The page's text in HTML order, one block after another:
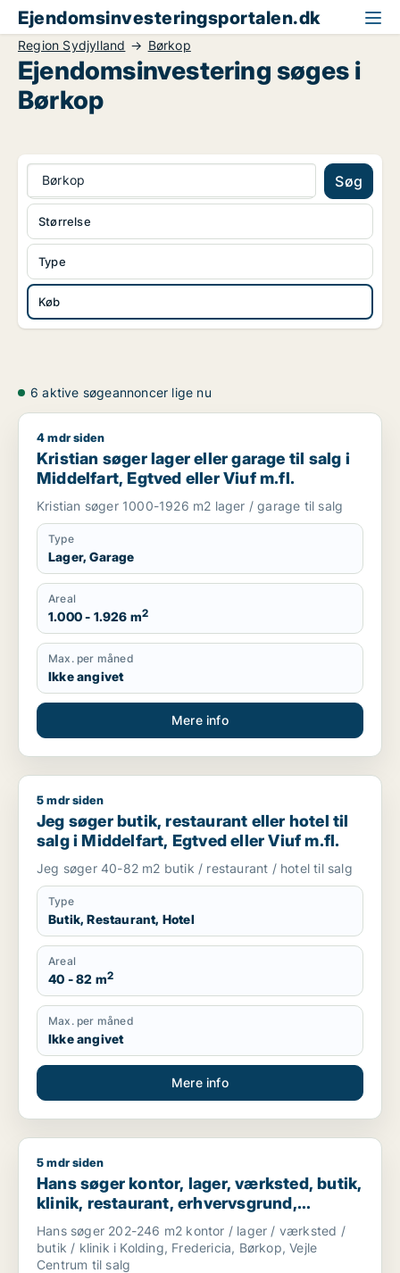
Ejendomsinvesteringsportalen.dk
Region Sydjylland Børkop
Ejendomsinvestering søges i
Børkop
Børkop Søg
Type
Køb
Størrelse
6 aktive søgeannoncer lige nu
Kristian søger lager eller garage til salg i Middelfart, Egtved
4 mdr siden
Kristian søger lager eller garage til salg i
Middelfart, Egtved eller Viuf m.fl.
Kristian søger 1000-1926 m2 lager / garage til salg
Type
Lager, Garage
Areal
1.000 - 1.926 m2
Max. per måned
Ikke angivet
Mere info
Jeg søger butik, restaurant eller hotel til salg i Middelfart,
5 mdr siden
Jeg søger butik, restaurant eller hotel til
salg i Middelfart, Egtved eller Viuf m.fl.
Jeg søger 40-82 m2 butik / restaurant / hotel til salg
Type
Butik, Restaurant, Hotel
Areal
40 - 82 m2
Max. per måned
Ikke angivet
Mere info
Hans søger kontor, lager, værksted, butik, klinik,
5 mdr siden
Hans søger kontor, lager, værksted, butik,
klinik, restaurant, erhvervsgrund,
boligudlejningsejendom, hotel,
produktionslokaler eller garage til salg i
Kolding, Fredericia eller Børkop m.fl.
Hans søger 202-246 m2 kontor / lager / værksted /
butik / klinik i Kolding, Fredericia, Børkop, Vejle
Centrum til salg